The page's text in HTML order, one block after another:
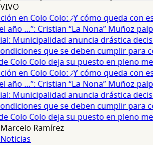
VIVO
en Colo Colo: ¿Y cómo queda con
…”: Cristian “La Nona” Muñoz
Municipalidad anuncia drástica
que se deben cumplir para
Colo deja su puesto en pleno
en Colo Colo: ¿Y cómo queda con
…”: Cristian “La Nona” Muñoz
Municipalidad anuncia drástica
que se deben cumplir para
Colo deja su puesto en pleno
Marcelo Ramírez
Noticias